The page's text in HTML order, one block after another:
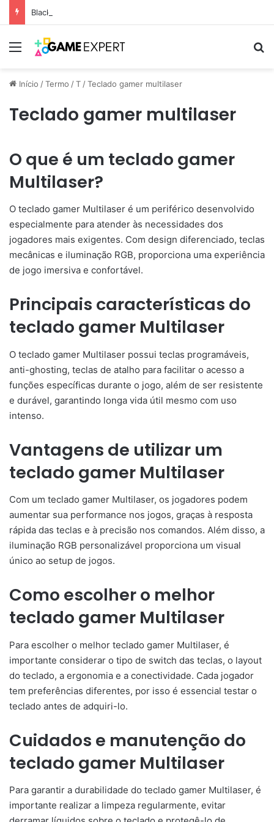
Black Friday: descontos incríveis em eletrônicos
Menu
Início /Termo /T /Teclado gamer multilaser
Teclado gamer multilaser
O que é um teclado gamer
Multilaser?
O teclado gamer Multilaser é um periférico desenvolvido
especialmente para atender às necessidades dos
jogadores mais exigentes. Com design diferenciado, teclas
mecânicas e iluminação RGB, proporciona uma experiência
de jogo imersiva e confortável.
Principais características do
teclado gamer Multilaser
O teclado gamer Multilaser possui teclas programáveis,
anti-ghosting, teclas de atalho para facilitar o acesso a
funções específicas durante o jogo, além de ser resistente
e durável, garantindo longa vida útil mesmo com uso
intenso.
Vantagens de utilizar um
teclado gamer Multilaser
Com um teclado gamer Multilaser, os jogadores podem
aumentar sua performance nos jogos, graças à resposta
rápida das teclas e à precisão nos comandos. Além disso, a
iluminação RGB personalizável proporciona um visual
único ao setup de jogos.
Como escolher o melhor
teclado gamer Multilaser
Para escolher o melhor teclado gamer Multilaser, é
importante considerar o tipo de switch das teclas, o layout
do teclado, a ergonomia e a conectividade. Cada jogador
tem preferências diferentes, por isso é essencial testar o
teclado antes de adquiri-lo.
Cuidados e manutenção do
teclado gamer Multilaser
Para garantir a durabilidade do teclado gamer Multilaser, é
importante realizar a limpeza regularmente, evitar